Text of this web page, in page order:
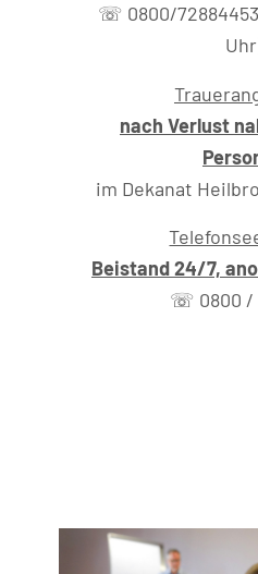
☏ 0800/
nach Verlust
im Dekanat
Beistand 24/7,
☏ 0800 /